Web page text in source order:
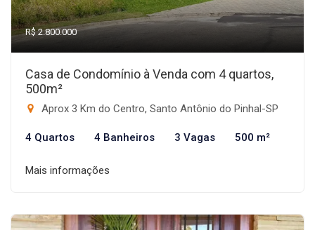
R$ 2.800.000
Casa de Condomínio à Venda com 4 quartos,
500m²
Aprox 3 Km do Centro, Santo Antônio do Pinhal-SP
4 Quartos 4 Banheiros 3 Vagas 500 m²
Mais informações